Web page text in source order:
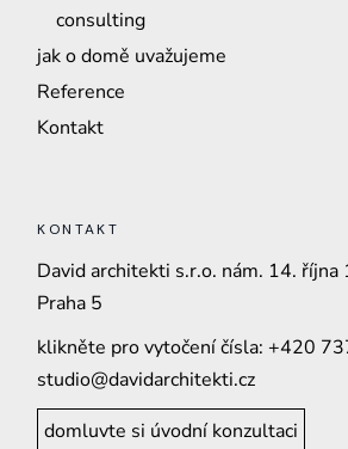
consulting
jak o domě uvažujeme
Reference
Kontakt
KONTAKT
David architekti s.r.o. nám. 14.
Praha 5
klikněte pro vytočení čísla:+420
studio@davidarchitekti.cz
domluvte si úvodní konzultaci